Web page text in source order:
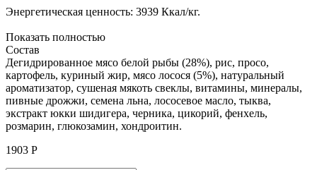
Энергетическая ценность: 3939 Ккал/кг.
Показать полностью
Состав
Дегидрированное мясо белой рыбы (28%), рис, просо,
картофель, куриный жир, мясо лосося (5%), натуральный
ароматизатор, сушеная мякоть свеклы, витамины, минералы,
пивные дрожжи, семена льна, лососевое масло, тыква,
экстракт юкки шидигера, черника, цикорий, фенхель,
розмарин, глюкозамин, хондроитин.
1903 Р